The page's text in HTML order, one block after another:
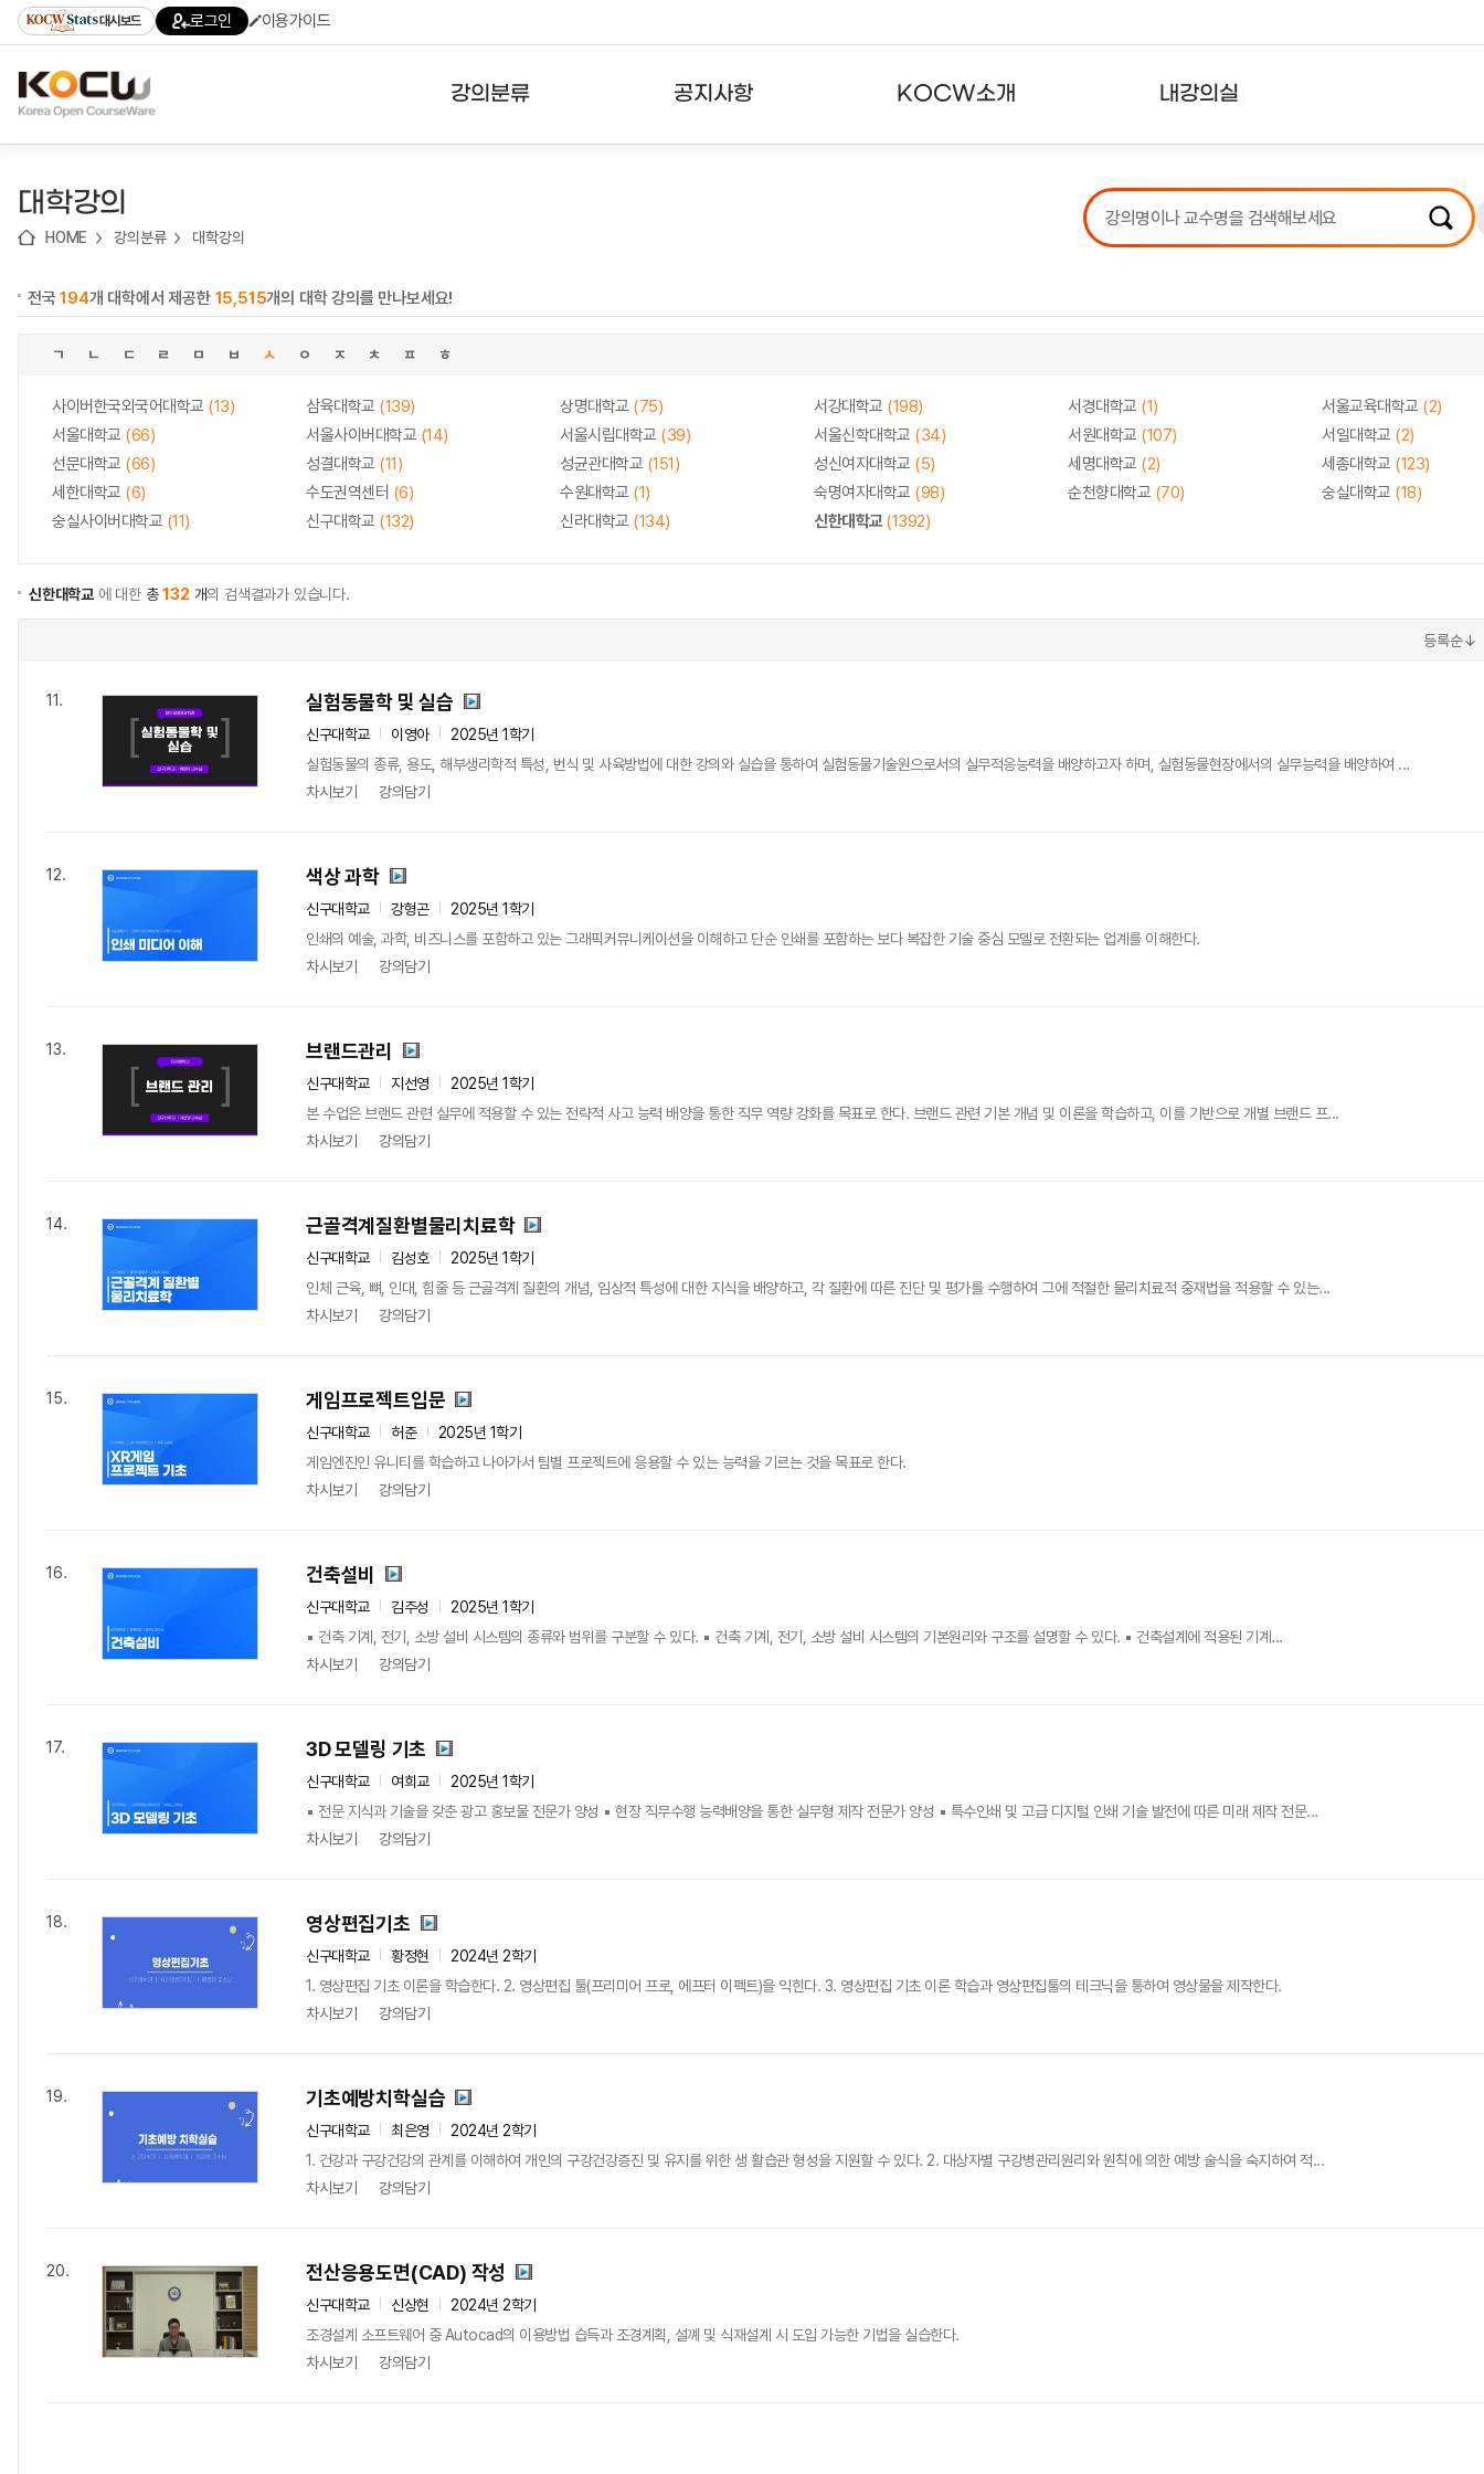
기
기
기
content)
가
대시보드 로그인 이용가이드
강의분류 공지사항 KOCW소개 내강의실
강의리스트
수강확인증강의
대학강의
HOME 강의분류 대학강의
전국194개 대학에서 제공한 15,515개의 대학 강의를 만나보세요!
ㄱ ㄴ ㄷ ㄹ ㅁ ㅂ ㅅ ㅇ ㅈ ㅊ ㅍ ㅎ
사이버한국외국어대학교 (13) 삼육대학교 (139) 상명대학교 (75) 서강대학교 (198) 서경대학교 (1) 서울교육대학교 (2)
서울대학교 (66) 서울사이버대학교 (14) 서울시립대학교 (39) 서울신학대학교 (34) 서원대학교 (107) 서일대학교 (2)
선문대학교 (66) 성결대학교 (11) 성균관대학교 (151) 성신여자대학교 (5) 세명대학교 (2) 세종대학교 (123)
세한대학교 (6) 수도권역센터 (6) 수원대학교 (1) 숙명여자대학교 (98) 순천향대학교 (70) 숭실대학교 (18)
숭실사이버대학교 (11) 신구대학교 (132) 신라대학교 (134) 신한대학교(1392)
신한대학교 에 대한 총132 개의 검색결과가 있습니다.
등록순↓
11. 실험동물학 및 실습
신구대학교 이영아
2025년 1학기
실험동물의 종류, 용도, 해부생리학적 특성, 번식 및 사육방법에 대한 강의와 실습을 통하여 실험동물기술원으로서의 실무적응능력을 배양하고자 하며, 실험동물현장에서의 실무능력을 배양하여 ...
차시보기
강의담기
12. 색상 과학
신구대학교 강형곤
2025년 1학기
인쇄의 예술, 과학, 비즈니스를 포함하고 있는 그래픽커뮤니케이션을 이해하고 단순 인쇄를 포함하는 보다 복잡한 기술 중심 모델로 전환되는 업계를 이해한다.
차시보기
강의담기
13. 브랜드관리
신구대학교 지선영
2025년 1학기
본 수업은 브랜드 관련 실무에 적용할 수 있는 전략적 사고 능력 배양을 통한 직무 역량 강화를 목표로 한다. 브랜드 관련 기본 개념 및 이론을 학습하고, 이를 기반으로 개별 브랜드 프...
차시보기
강의담기
14. 근골격계질환별물리치료학
신구대학교 김성호
2025년 1학기
인체 근육, 뼈, 인대, 힘줄 등 근골격계 질환의 개념, 임상적 특성에 대한 지식을 배양하고, 각 질환에 따른 진단 및 평가를 수행하여 그에 적절한 물리치료적 중재법을 적용할 수 있는...
차시보기
강의담기
15. 게임프로젝트입문
신구대학교 허준
2025년 1학기
게임엔진인 유니티를 학습하고 나아가서 팀별 프로젝트에 응용할 수 있는 능력을 기르는 것을 목표로 한다.
차시보기
강의담기
16. 건축설비
신구대학교 김주성
2025년 1학기
▪ 건축 기계, 전기, 소방 설비 시스템의 종류와 범위를 구분할 수 있다. ▪ 건축 기계, 전기, 소방 설비 시스템의 기본원리와 구조를 설명할 수 있다. ▪ 건축설계에 적용된 기계...
차시보기
강의담기
17. 3D 모델링 기초
신구대학교 여희교
2025년 1학기
▪ 전문 지식과 기술을 갖춘 광고 홍보물 전문가 양성 ▪ 현장 직무수행 능력배양을 통한 실무형 제작 전문가 양성 ▪ 특수인쇄 및 고급 디지털 인쇄 기술 발전에 따른 미래 제작 전문...
차시보기
강의담기
18. 영상편집기초
신구대학교 황정현
2024년 2학기
1. 영상편집 기초 이론을 학습한다. 2. 영상편집 툴(프리미어 프로, 에프터 이펙트)을 익힌다. 3. 영상편집 기초 이론 학습과 영상편집툴의 테크닉을 통하여 영상물을 제작한다.
차시보기
강의담기
19. 기초예방치학실습
신구대학교 최은영
2024년 2학기
1. 건강과 구강건강의 관계를 이해하여 개인의 구강건강증진 및 유지를 위한 생 활습관 형성을 지원할 수 있다. 2. 대상자별 구강병관리원리와 원칙에 의한 예방 술식을 숙지하여 적...
차시보기
강의담기
20. 전산응용도면(CAD) 작성
신구대학교 신상현
2024년 2학기
조경설계 소프트웨어 중 Autocad의 이용방법 습득과 조경계획, 설꼐 및 식재설계 시 도입 가능한 기법을 실습한다.
차시보기
강의담기